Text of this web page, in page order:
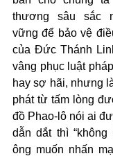
thương sâu sắc
vững để bảo vệ
của Đức Thánh
vâng phục luật
hay sợ hãi, nhưng
phát từ tấm lòng
đồ Phao-lô nói ai
dẫn dắt thì
ông muốn nhấn